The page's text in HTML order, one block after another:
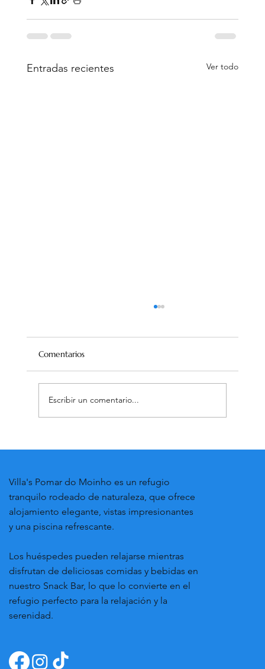
Entradas recientes Ver todo
Comentarios
Escribir un comentario...
Villa's Pomar do Moinho es un refugio
tranquilo rodeado de naturaleza, que ofrece
alojamiento elegante, vistas impresionantes
y una piscina refrescante.
Los huéspedes pueden relajarse mientras
disfrutan de deliciosas comidas y bebidas en
nuestro Snack Bar, lo que lo convierte en el
refugio perfecto para la relajación y la
serenidad.